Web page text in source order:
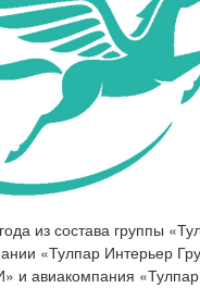
из состава группы
«Тулпар Интерьер
и авиакомпания